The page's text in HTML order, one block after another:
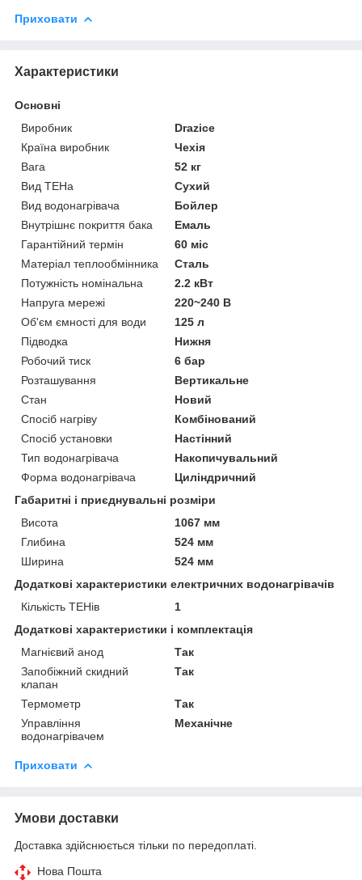
Приховати
Характеристики
Основні
Виробник
Drazice
Країна виробник
Чехія
Вага
52 кг
Вид ТЕНа
Сухий
Вид водонагрівача
Бойлер
Внутрішнє покриття бака
Емаль
Гарантійний термін
60 міс
Матеріал теплообмінника
Сталь
Потужність номінальна
2.2 кВт
Напруга мережі
220~240 В
Об'єм ємності для води
125 л
Підводка
Нижня
Робочий тиск
6 бар
Розташування
Вертикальне
Стан
Новий
Спосіб нагріву
Комбінований
Спосіб установки
Настінний
Тип водонагрівача
Накопичувальний
Форма водонагрівача
Циліндричний
Габаритні і приєднувальні розміри
Висота
1067 мм
Глибина
524 мм
Ширина
524 мм
Додаткові характеристики електричних водонагрівачів
Кількість ТЕНів
1
Додаткові характеристики і комплектація
Магнієвий анод
Так
Запобіжний скидний
клапан
Так
Термометр
Так
Управління
водонагрівачем
Механічне
Приховати
Умови доставки
Доставка здійснюється тільки по передоплаті.
Нова Пошта